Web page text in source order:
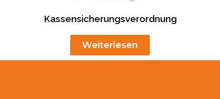
Kassensicherungsverordnung
Weiterlesen